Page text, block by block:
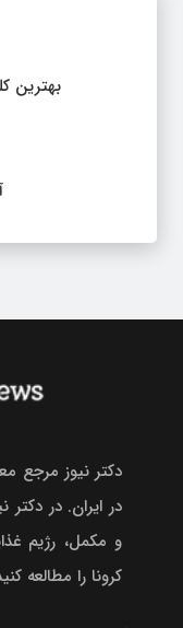
بهترین
دکتر نیوز مرجع
در ایران. در دکتر
و مکمل، رژیم
کرونا را مطالعه